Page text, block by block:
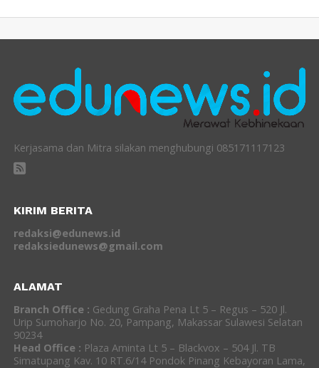
Kerjasama dan Mitra silakan menghubungi 085171117123
KIRIM BERITA
redaksi@edunews.id
redaksiedunews@gmail.com
ALAMAT
Branch Office : Gedung Graha Pena Lt 5 – Regus – 520 Jl.
Urip Sumoharjo No. 20, Pampang, Makassar Sulawesi Selatan
90234
Head Office : Plaza Aminta Lt 5 – Blackvox – 504 Jl. TB
Simatupang Kav. 10 RT.6/14 Pondok Pinang Kebayoran Lama,